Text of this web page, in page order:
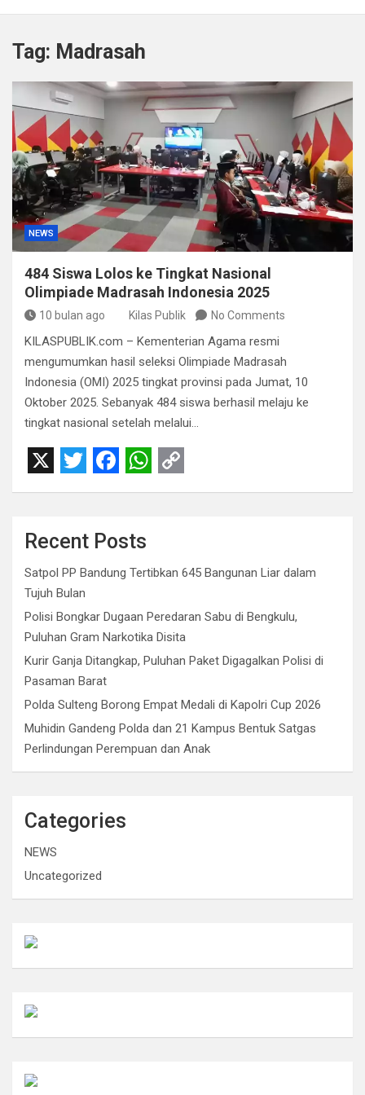
Polisi Bongkar Dugaan Peredaran Sabu di Bengkulu,
Kurir Ganja Ditangkap, Puluhan Paket Digagalkan Polisi
Polda Sulteng Borong Empat Medali di Kapolri Cup
2026
Muhidin Gandeng Polda dan 21 Kampus Bentuk Satgas
Perlindungan Perempuan dan Anak
Tag: Madrasah
NEWS
484 Siswa Lolos ke Tingkat Nasional
Olimpiade Madrasah Indonesia 2025
10 bulan ago Kilas Publik No Comments
KILASPUBLIK.com – Kementerian Agama resmi
mengumumkan hasil seleksi Olimpiade Madrasah
Indonesia (OMI) 2025 tingkat provinsi pada Jumat, 10
Oktober 2025. Sebanyak 484 siswa berhasil melaju ke
tingkat nasional setelah melalui…
X T
i
t
t
e
r
F
c
e
o
o
k
W
a
t
A
p
p
C
y
i
n
k
Recent Posts
Satpol PP Bandung Tertibkan 645 Bangunan Liar dalam
Tujuh Bulan
Polisi Bongkar Dugaan Peredaran Sabu di Bengkulu,
Puluhan Gram Narkotika Disita
Kurir Ganja Ditangkap, Puluhan Paket Digagalkan Polisi di
Pasaman Barat
Polda Sulteng Borong Empat Medali di Kapolri Cup 2026
Muhidin Gandeng Polda dan 21 Kampus Bentuk Satgas
Perlindungan Perempuan dan Anak
Categories
NEWS
Uncategorized